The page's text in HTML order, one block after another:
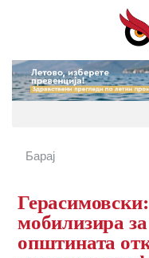
мобилизира
општината